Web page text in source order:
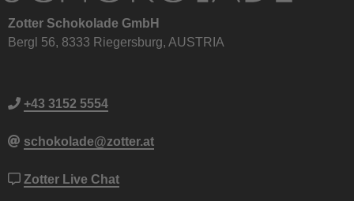
Zotter Schokolade GmbH
Bergl 56, 8333 Riegersburg, AUSTRIA
+43 3152 5554
schokolade@zotter.at
Zotter Live Chat